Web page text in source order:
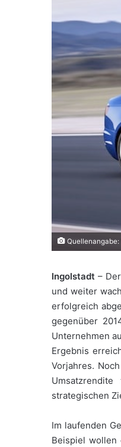
Quellenangabe:
Ingolstadt –
und weiter
erfolgreich
gegenüber
Unternehmen
Ergebnis
Vorjahres.
strategischen
Im laufenden
Beispiel wollen